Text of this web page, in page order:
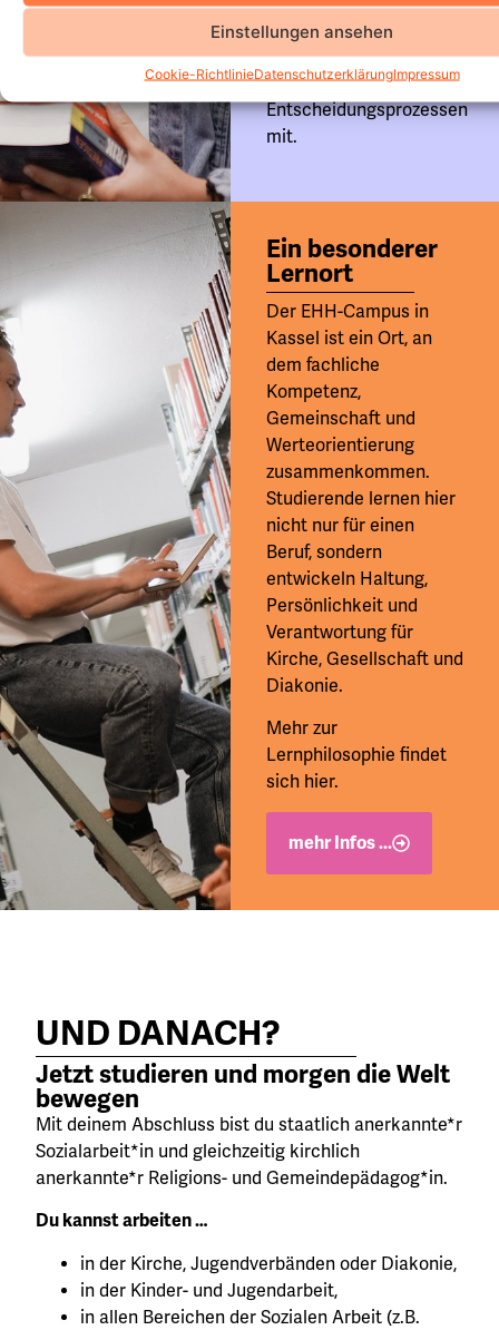
Einstellungen ansehen
Cookie-RichtlinieDatenschutzerklärungImpressum
Interessen, gestalten
das Campusleben mit
und wirken an
Entscheidungsprozessen
mit.
Ein besonderer
Lernort
Der EHH-Campus in
Kassel ist ein Ort, an
dem fachliche
Kompetenz,
Gemeinschaft und
Werteorientierung
zusammenkommen.
Studierende lernen hier
nicht nur für einen
Beruf, sondern
entwickeln Haltung,
Persönlichkeit und
Verantwortung für
Kirche, Gesellschaft und
Diakonie.
Mehr zur
Lernphilosophie findet
sich hier.
mehr Infos ...
UND DANACH?
Jetzt studieren und morgen die Welt
bewegen
Mit deinem Abschluss bist du staatlich anerkannte*r
Sozialarbeit*in und gleichzeitig kirchlich
anerkannte*r Religions- und Gemeindepädagog*in.
Du kannst arbeiten …
in der Kirche, Jugendverbänden oder Diakonie,
in der Kinder- und Jugendarbeit,
in allen Bereichen der Sozialen Arbeit (z.B.